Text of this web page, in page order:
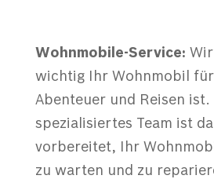
Wohnmobile-Service:
wichtig Ihr Wohnmobil
Abenteuer und Reisen ist.
spezialisiertes Team ist
vorbereitet, Ihr
zu warten und zu